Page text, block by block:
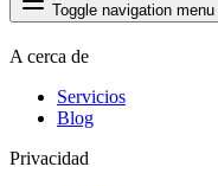
Toggle navigation menu
A cerca de
Servicios
Blog
Privacidad